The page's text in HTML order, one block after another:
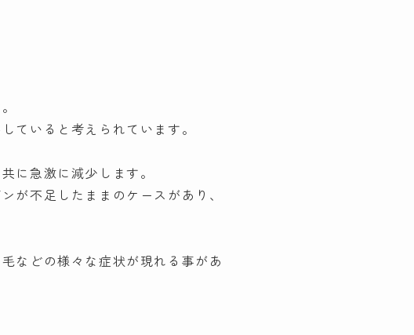
ていると考えられています。
に急激に減少します。
が不足したままのケースがあり、
などの様々な症状が現れる事があ